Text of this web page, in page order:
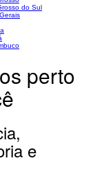
do Sul
perto
e